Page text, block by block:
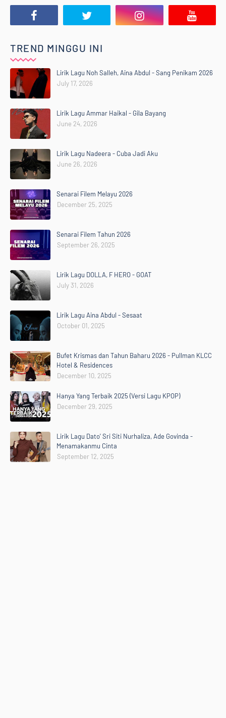
TREND MINGGU INI
Lirik Lagu Noh Salleh, Aina Abdul - Sang Penikam 2026
July 17, 2026
Lirik Lagu Ammar Haikal - Gila Bayang
June 24, 2026
Lirik Lagu Nadeera - Cuba Jadi Aku
June 26, 2026
Senarai Filem Melayu 2026
December 25, 2025
Senarai Filem Tahun 2026
September 26, 2025
Lirik Lagu DOLLA, F HERO - GOAT
July 31, 2026
Lirik Lagu Aina Abdul - Sesaat
October 01, 2025
Bufet Krismas dan Tahun Baharu 2026 - Pullman KLCC
Hotel & Residences
December 10, 2025
Hanya Yang Terbaik 2025 (Versi Lagu KPOP)
December 29, 2025
Lirik Lagu Dato' Sri Siti Nurhaliza, Ade Govinda -
Menamakanmu Cinta
September 12, 2025